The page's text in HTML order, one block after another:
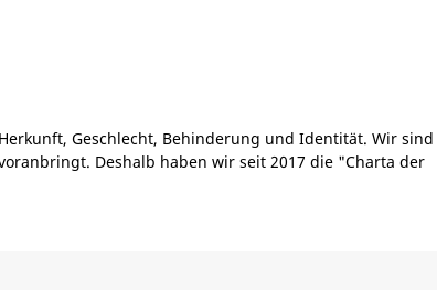
Geschlecht, Behinderung und Identität. Wir sind
Deshalb haben wir seit 2017 die "Charta der